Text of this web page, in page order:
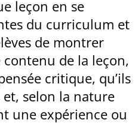
leçon en se
du curriculum et
de montrer
contenu de la leçon,
critique, qu’ils
selon la nature
une expérience ou